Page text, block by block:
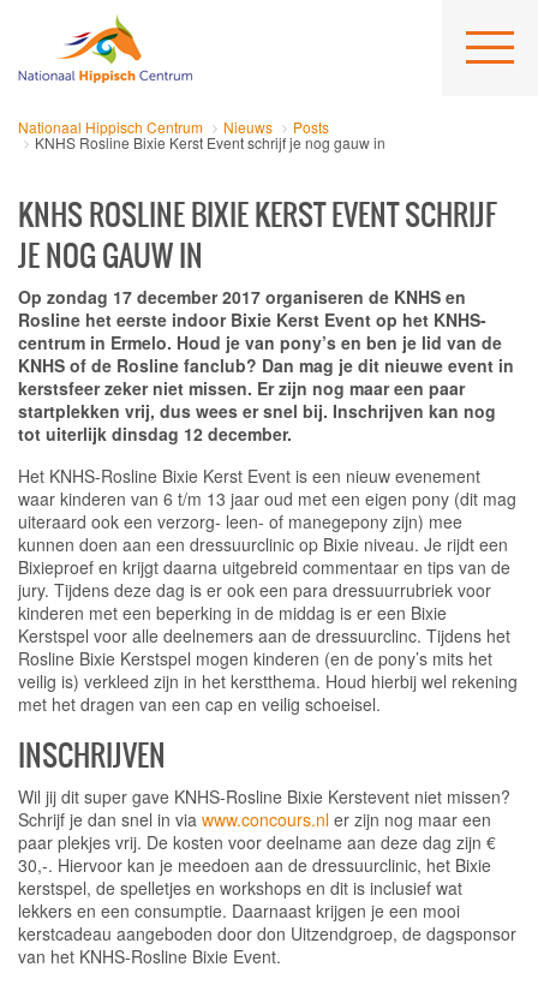
Nationaal Hippisch Centrum Nieuws Posts
KNHS Rosline Bixie Kerst Event schrijf je nog gauw in
KNHS ROSLINE BIXIE KERST EVENT SCHRIJF
JE NOG GAUW IN
Op zondag 17 december 2017 organiseren de KNHS en
Rosline het eerste indoor Bixie Kerst Event op het KNHS-
centrum in Ermelo. Houd je van pony’s en ben je lid van de
KNHS of de Rosline fanclub? Dan mag je dit nieuwe event in
kerstsfeer zeker niet missen. Er zijn nog maar een paar
startplekken vrij, dus wees er snel bij. Inschrijven kan nog
tot uiterlijk dinsdag 12 december.
Het KNHS-Rosline Bixie Kerst Event is een nieuw evenement
waar kinderen van 6 t/m 13 jaar oud met een eigen pony (dit mag
uiteraard ook een verzorg- leen- of manegepony zijn) mee
kunnen doen aan een dressuurclinic op Bixie niveau. Je rijdt een
Bixieproef en krijgt daarna uitgebreid commentaar en tips van de
jury. Tijdens deze dag is er ook een para dressuurrubriek voor
kinderen met een beperking in de middag is er een Bixie
Kerstspel voor alle deelnemers aan de dressuurclinc. Tijdens het
Rosline Bixie Kerstspel mogen kinderen (en de pony’s mits het
veilig is) verkleed zijn in het kerstthema. Houd hierbij wel rekening
met het dragen van een cap en veilig schoeisel.
INSCHRIJVEN
Wil jij dit super gave KNHS-Rosline Bixie Kerstevent niet missen?
Schrijf je dan snel in via www.concours.nl er zijn nog maar een
paar plekjes vrij. De kosten voor deelname aan deze dag zijn €
30,-. Hiervoor kan je meedoen aan de dressuurclinic, het Bixie
kerstspel, de spelletjes en workshops en dit is inclusief wat
lekkers en een consumptie. Daarnaast krijgen je een mooi
kerstcadeau aangeboden door don Uitzendgroep, de dagsponsor
van het KNHS-Rosline Bixie Event.